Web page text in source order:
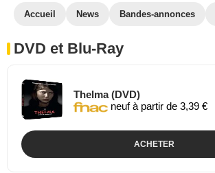
Accueil News Bandes-annonces
DVD et Blu-Ray
Thelma (DVD)
neuf à partir de 3,39 €
ACHETER